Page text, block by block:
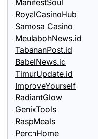
ManifestSoul
RoyalCasinoHub
Samosa Casino
MeulabohNews.id
TabananPost.id
BabelNews.id
TimurUpdate.id
ImproveYourself
RadiantGlow
GenixTools
RaspMeals
PerchHome